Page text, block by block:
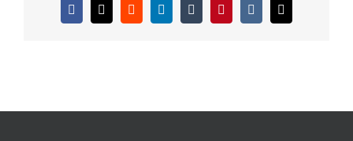
Facebook
X RedditLinkedInTumblrPinterestVk
E-
mail